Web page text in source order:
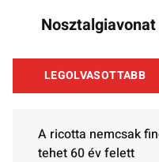
LEGOLVASOTTABB
A ricotta nemcsak
tehet 60 év felett